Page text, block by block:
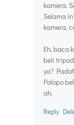
kamera.
Selama
kamera,
Eh, baca
beli
ya?
Palopo
ah.
Reply